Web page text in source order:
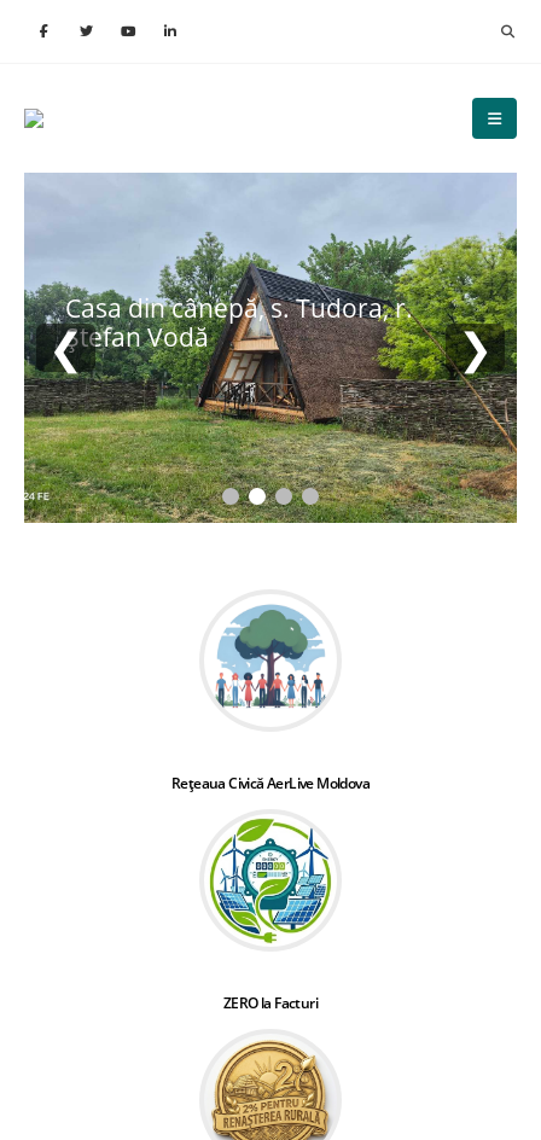
Casa din cânepă, s. Tudora, r.
Ștefan Vodă
❮ ❯
Rețeaua Civică AerLive Moldova
ZERO la Facturi